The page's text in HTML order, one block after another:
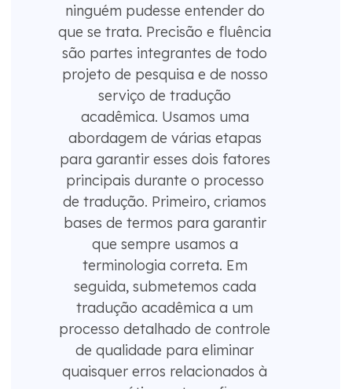
ninguém pudesse entender do
que se trata. Precisão e fluência
são partes integrantes de todo
projeto de pesquisa e de nosso
serviço de tradução
acadêmica. Usamos uma
abordagem de várias etapas
para garantir esses dois fatores
principais durante o processo
de tradução. Primeiro, criamos
bases de termos para garantir
que sempre usamos a
terminologia correta. Em
seguida, submetemos cada
tradução acadêmica a um
processo detalhado de controle
de qualidade para eliminar
quaisquer erros relacionados à